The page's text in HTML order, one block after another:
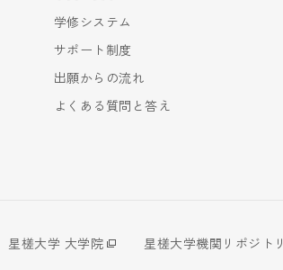
学修システム
サポート制度
出願からの流れ
よくある質問と答え
星槎大学 大学院
星槎大学機関リポジトリ